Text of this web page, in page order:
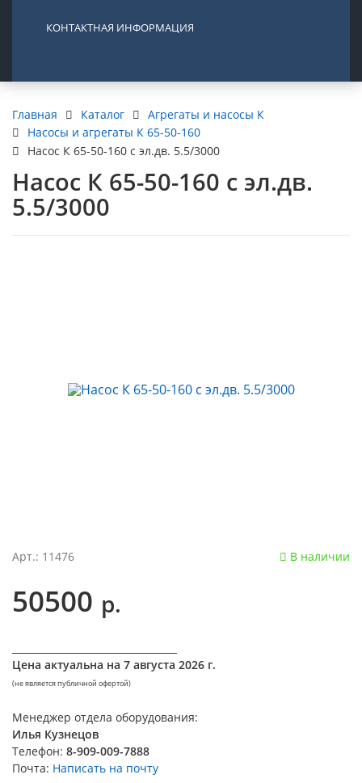
КОНТАКТНАЯ ИНФОРМАЦИЯ
Главная Каталог
Агрегаты и насосы К
Насосы и агрегаты К 65-50-160
Насос К 65-50-160 с эл.дв. 5.5/3000
Насос К 65-50-160 с эл.дв.
5.5/3000
Арт.: 11476 В наличии
50500 р.
Цена актуальна на 7 августа 2026 г.
(не является публичной офертой)
Менеджер отдела оборудования:
Илья Кузнецов
Телефон: 8-909-009-7888
Почта: Написать на почту